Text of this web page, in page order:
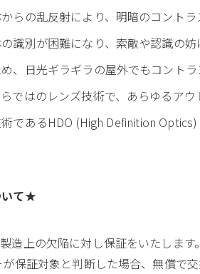
らの乱反射により、明暗のコントラ
識別が困難になり、索敵や認識の妨
、日光ギラギラの屋外でもコント
ではのレンズ技術で、あらゆるアウ
であるHDO (High Definition
いて★
造上の欠陥に対し保証をいたしま
保証対象と判断した場合、無償で交